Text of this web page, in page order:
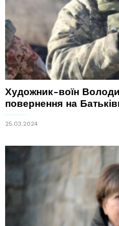
Художник-воїн
повернення на
25.03.2024